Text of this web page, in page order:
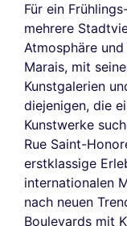
Für ein
mehrere
Atmosphäre
Marais, mit
Kunstgalerien
diejenigen, die
Kunstwerke
Rue Saint-
erstklassige
internationalen
nach neuen
Boulevards mit